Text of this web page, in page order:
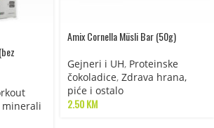
Amix Cornella Müsli Bar (50g)
Gejneri i UH, Proteinske
čokoladice, Zdrava hrana,
piće i ostalo
2.50KM